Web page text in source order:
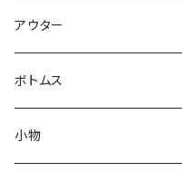
セーター
カットソー
シャツ
アウター
パーカー
ブルゾン
ボトムス
小物